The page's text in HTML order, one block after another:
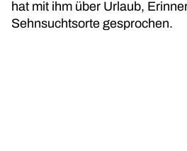
hat mit ihm über Urlaub,
Sehnsuchtsorte gesprochen.